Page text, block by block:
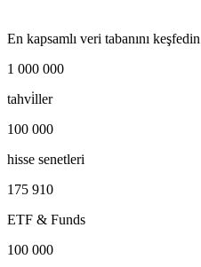
En kapsamlı veri tabanını keşfedin
1 000 000
tahvi̇ller
100 000
hisse senetleri
175 910
ETF & Funds
100 000